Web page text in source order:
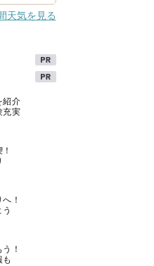
天気を見る
紹介
充実
！
！